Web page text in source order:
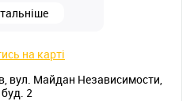
на карті
вул. Майдан Независимости,
буд. 2